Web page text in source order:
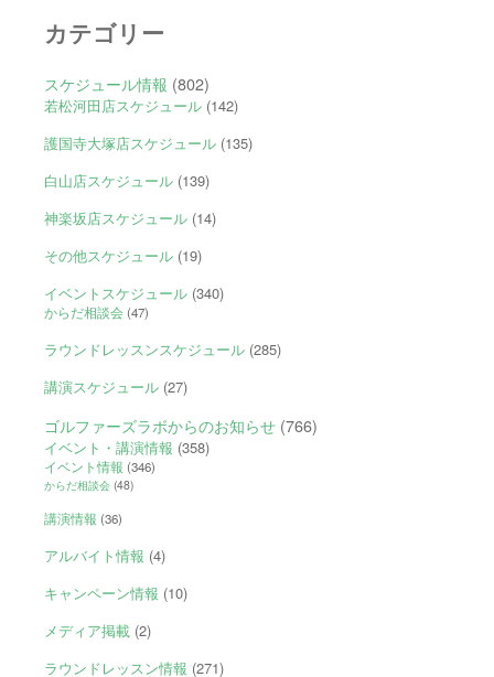
カテゴリー
スケジュール情報 (802)
若松河田店スケジュール(142)
護国寺大塚店スケジュール(135)
白山店スケジュール(139)
神楽坂店スケジュール(14)
その他スケジュール(19)
イベントスケジュール(340)
からだ相談会(47)
ラウンドレッスンスケジュール(285)
講演スケジュール(27)
ゴルファーズラボからのお知らせ(766)
イベント・講演情報 (358)
イベント情報 (346)
からだ相談会(48)
講演情報 (36)
アルバイト情報 (4)
キャンペーン情報 (10)
メディア掲載(2)
ラウンドレッスン情報 (271)